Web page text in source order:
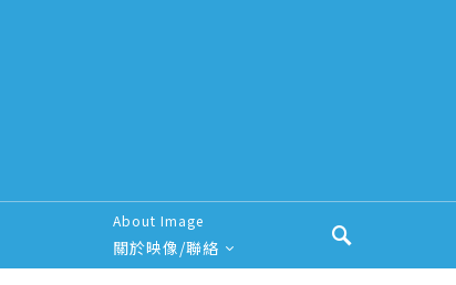
About Image
關於映像/聯絡